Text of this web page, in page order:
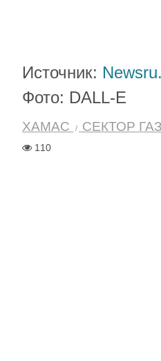
Источник:
Фото: DALL-E
ХАМАС СЕКТОР
110